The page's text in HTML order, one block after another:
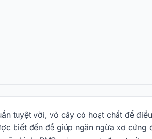
tuyệt vời, vỏ cây có hoạt chất để
biết đến để giúp ngăn ngừa xơ cứng